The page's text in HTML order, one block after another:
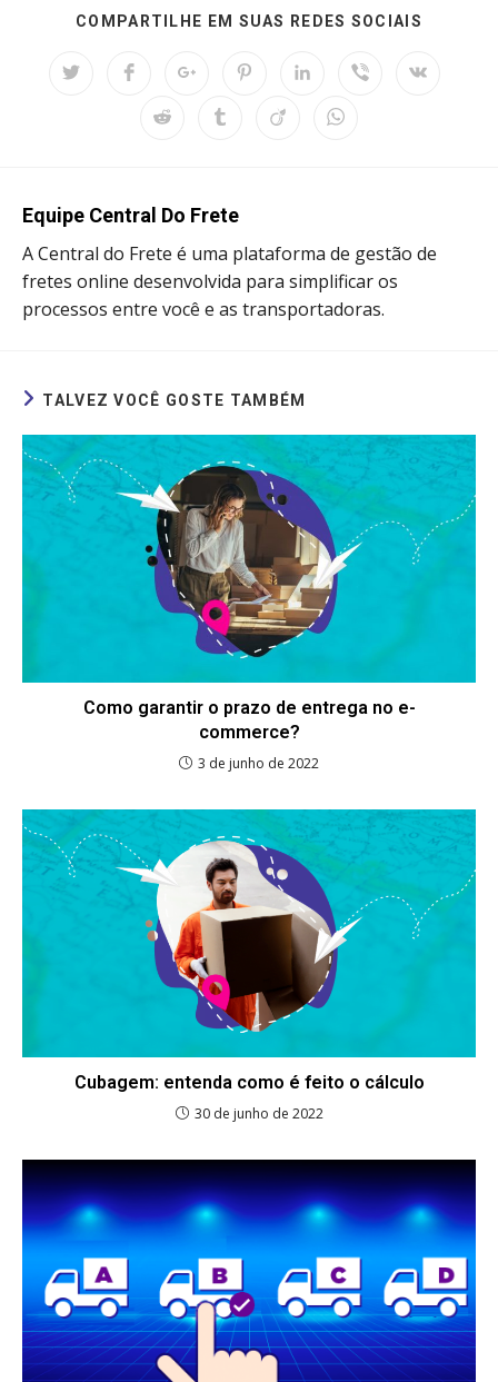
COMPARTILHE EM SUAS REDES SOCIAIS
Opens Opens
new
Opens Opens
new
Opens
new
Opens Opens
Opens Opens Opens Opens
Equipe Central Do Frete
A Central do Frete é uma plataforma de gestão de
fretes online desenvolvida para simplificar os
processos entre você e as transportadoras.
TALVEZ VOCÊ GOSTE TAMBÉM
Como garantir o prazo de entrega no e-
commerce?
3 de junho de 2022
Cubagem: entenda como é feito o cálculo
30 de junho de 2022